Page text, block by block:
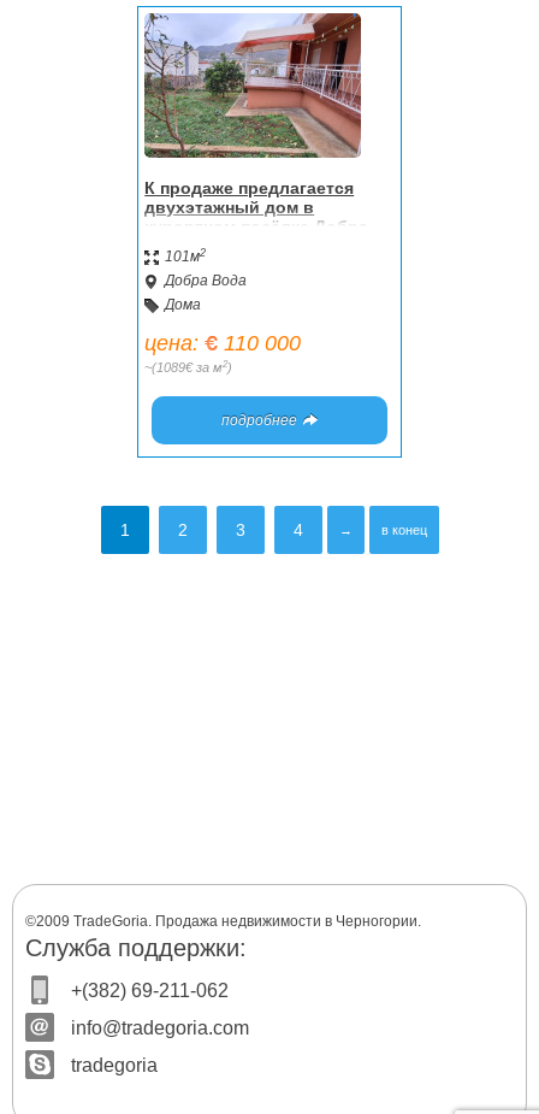
К продаже предлагается
двухэтажный дом в
курортном посёлке Добра
101м2
Добра Вода
Дома
цена: 110 000
~(1089€ за м2)
подробнее
1 2 3 4 → в конец
©2009 TradeGoria. Продажа недвижимости в Черногории.
Служба поддержки:
+(382) 69-211-062
info@tradegoria.com
tradegoria